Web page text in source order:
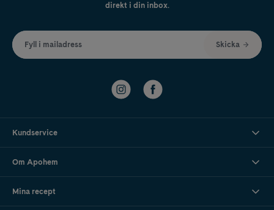
direkt i din inbox.
Fyll i mailadress Skicka
Kundservice
Om Apohem
Mina recept